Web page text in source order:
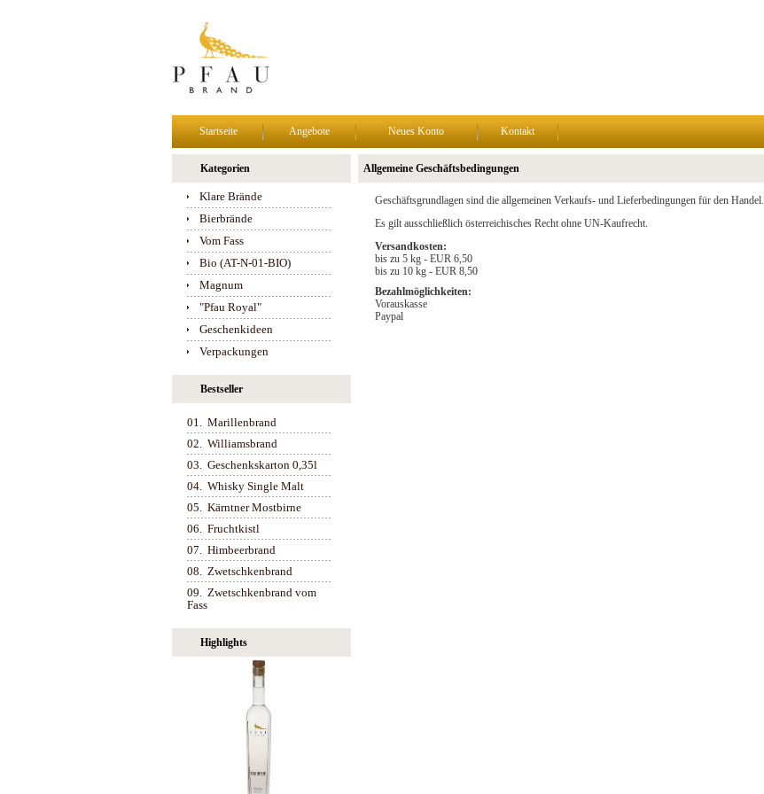
Startseite Angebote Neues Konto Kontakt
Kategorien
Klare Brände
Bierbrände
Vom Fass
Bio (AT-N-01-BIO)
Magnum
"Pfau Royal"
Geschenkideen
Verpackungen
Bestseller
01. Marillenbrand
02. Williamsbrand
03. Geschenkskarton 0,35l
04. Whisky Single Malt
05. Kärntner Mostbirne
06. Fruchtkistl
07. Himbeerbrand
08. Zwetschkenbrand
09. Zwetschkenbrand vom
Fass
Highlights
Allgemeine Geschäftsbedingungen
Geschäftsgrundlagen sind die allgemeinen Verkaufs- und Lieferbedingungen für den Handel.
Es gilt ausschließlich österreichisches Recht ohne UN-Kaufrecht.
Versandkosten:
bis zu 5 kg - EUR 6,50
bis zu 10 kg - EUR 8,50
Bezahlmöglichkeiten:
Vorauskasse
Paypal